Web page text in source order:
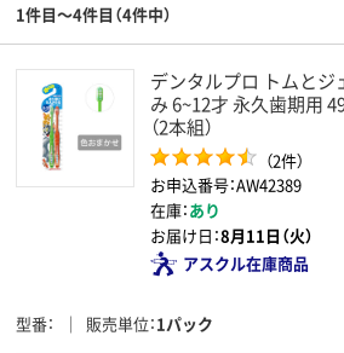
1件目～4件目（4件中）
デンタルプロ トムとジ
み 6~12才 永久歯期用
（2本組）
（2件）
お申込番号：AW42389
在庫：あり
お届け日：8月11日（火）
アスクル在庫商品
型番 販売単位 1パック